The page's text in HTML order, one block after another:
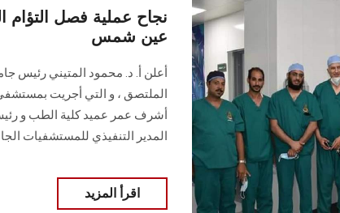
نجاح عملية فصل التؤام
عين شمس
أعلن أ. د. محمود المتيني رئيس
الملتصق ، و التي أجريت
أشرف عمر عميد كلية الطب و
المدير التنفيذي للمستشفيات
اقرأ المزيد